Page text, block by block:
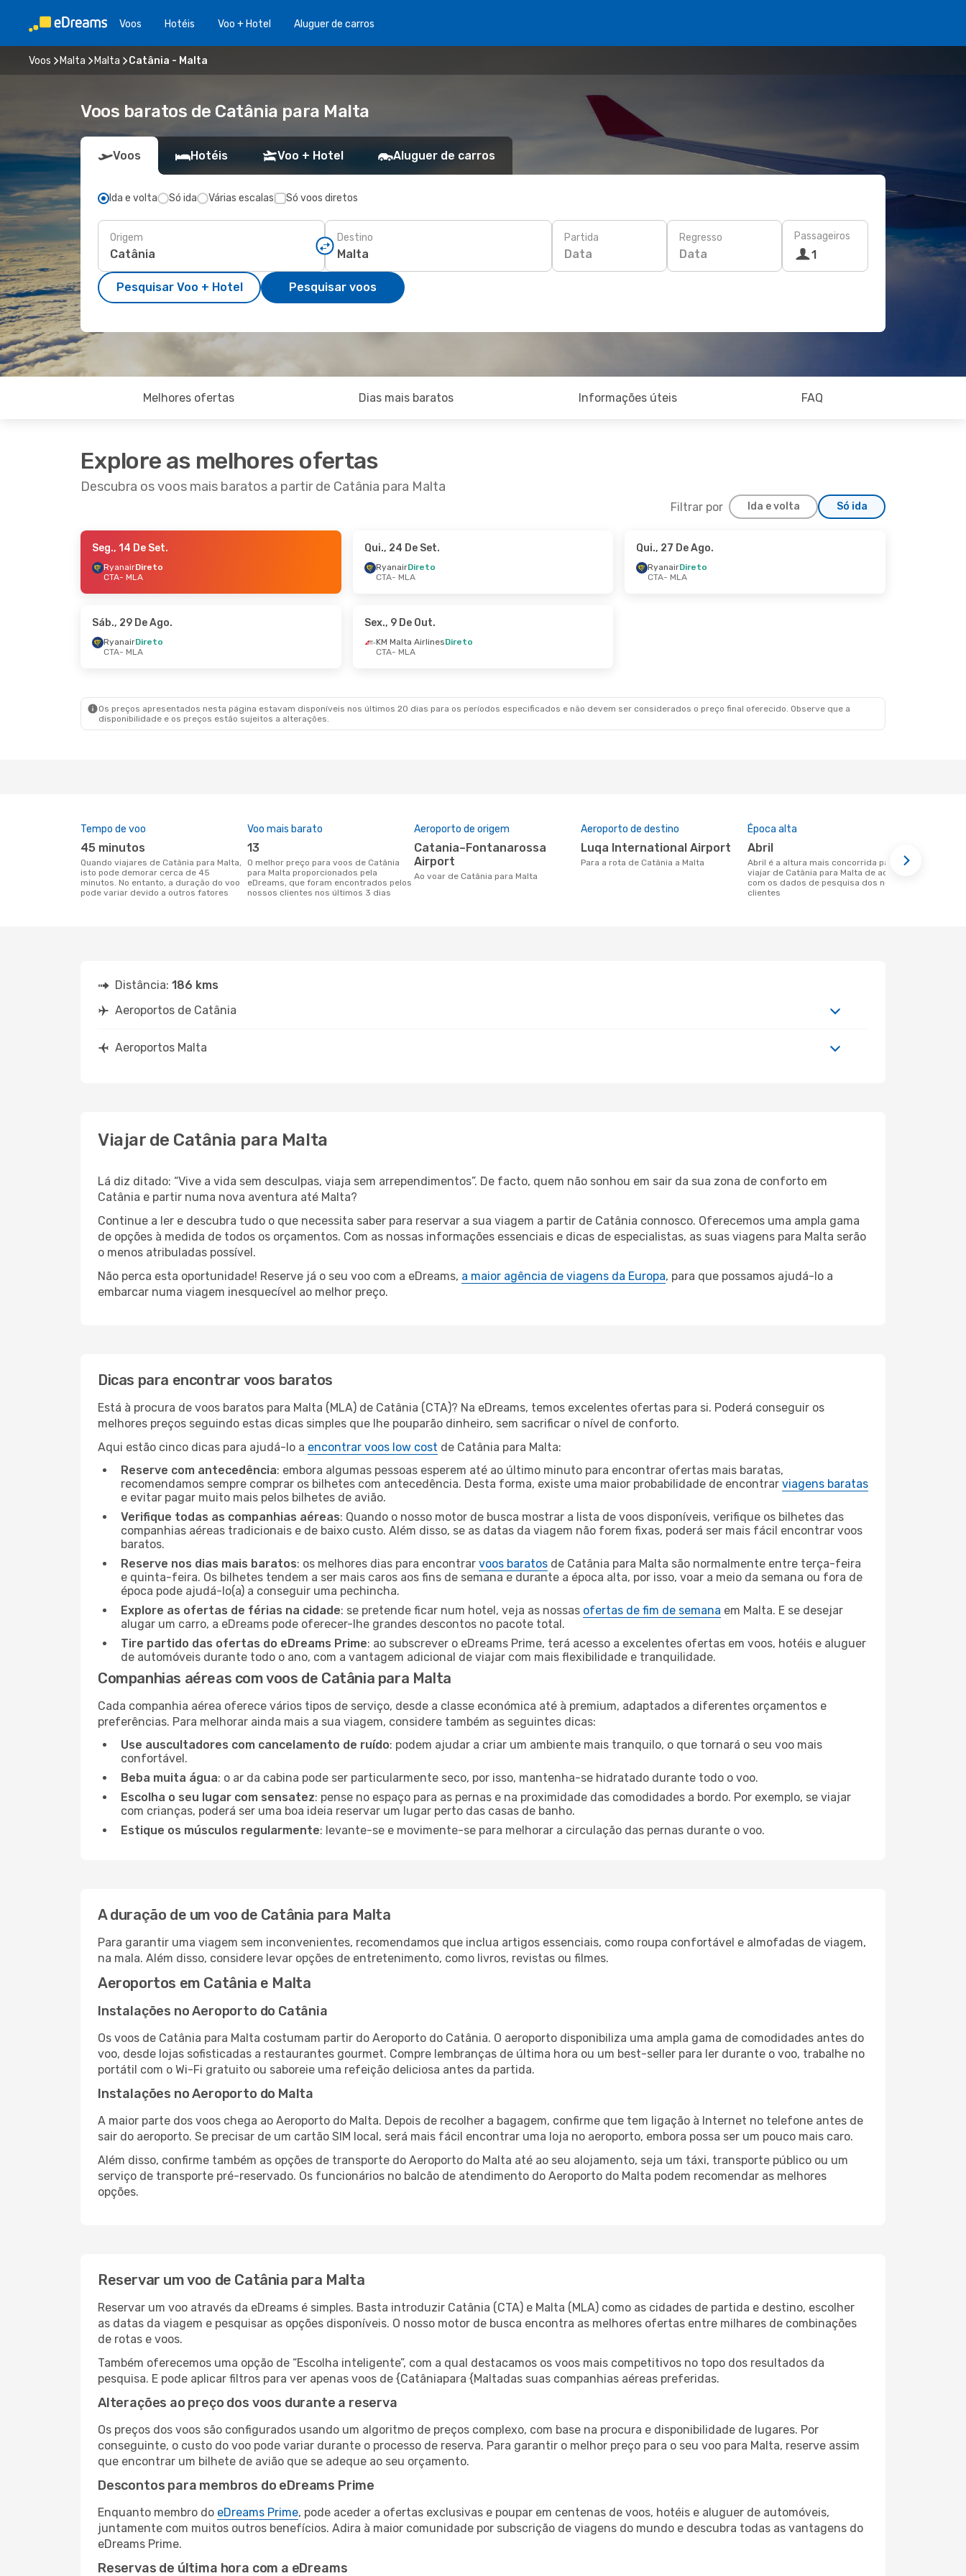
Voos Hotéis Voo + Hotel Aluguer de carros
Voos Malta Malta Catânia - Malta
Voos baratos de Catânia para Malta
Voos Hotéis Voo + Hotel Aluguer de carros
Ida e volta Só ida Várias escalas Só voos diretos
Origem Destino Partida
Data
Regresso
Data
Passageiros
1
Pesquisar Voo + Hotel Pesquisar voos
Melhores ofertas Dias mais baratos Informações úteis FAQ
Explore as melhores ofertas
Descubra os voos mais baratos a partir de Catânia para Malta
Filtrar por Ida e volta Só ida
- Ter., 25 De Ago. - Seg., 14 De Set.
Seg., 14 De Set.
RyanairDireto
CTA- MLA
Qui., 24 De Set.
RyanairDireto
CTA- MLA
Qui., 27 De Ago.
RyanairDireto
CTA- MLA
Sáb., 29 De Ago.
RyanairDireto
CTA- MLA
Sex., 9 De Out.
KM Malta AirlinesDireto
CTA- MLA
Os preços apresentados nesta página estavam disponíveis nos últimos 20 dias para os períodos especificados e não devem ser considerados o preço final oferecido. Observe que a
disponibilidade e os preços estão sujeitos a alterações.
Tempo de voo
45 minutos
Quando viajares de Catânia para Malta,
isto pode demorar cerca de 45
minutos. No entanto, a duração do voo
pode variar devido a outros fatores
Voo mais barato
13
O melhor preço para voos de Catânia
para Malta proporcionados pela
eDreams, que foram encontrados pelos
nossos clientes nos últimos 3 dias
Aeroporto de origem
Catania–Fontanarossa
Airport
Ao voar de Catânia para Malta
Aeroporto de destino
Luqa International Airport
Para a rota de Catânia a Malta
Época alta
abril
abril é a altura mais concorrida para
viajar de Catânia para Malta de acordo
com os dados de pesquisa dos nossos
clientes
Distância: 186 kms
Aeroportos de Catânia
Aeroportos Malta
Viajar de Catânia para Malta
Lá diz ditado: “Vive a vida sem desculpas, viaja sem arrependimentos”. De facto, quem não sonhou em sair da sua zona de conforto em
Catânia e partir numa nova aventura até Malta?
Continue a ler e descubra tudo o que necessita saber para reservar a sua viagem a partir de Catânia connosco. Oferecemos uma ampla gama
de opções à medida de todos os orçamentos. Com as nossas informações essenciais e dicas de especialistas, as suas viagens para Malta serão
o menos atribuladas possível.
Não perca esta oportunidade! Reserve já o seu voo com a eDreams, a maior agência de viagens da Europa, para que possamos ajudá-lo a
embarcar numa viagem inesquecível ao melhor preço.
Dicas para encontrar voos baratos
Está à procura de voos baratos para Malta (MLA) de Catânia (CTA)? Na eDreams, temos excelentes ofertas para si. Poderá conseguir os
melhores preços seguindo estas dicas simples que lhe pouparão dinheiro, sem sacrificar o nível de conforto.
Aqui estão cinco dicas para ajudá-lo a encontrar voos low cost de Catânia para Malta:
Reserve com antecedência: embora algumas pessoas esperem até ao último minuto para encontrar ofertas mais baratas,
recomendamos sempre comprar os bilhetes com antecedência. Desta forma, existe uma maior probabilidade de encontrar viagens baratas
e evitar pagar muito mais pelos bilhetes de avião.
Verifique todas as companhias aéreas: Quando o nosso motor de busca mostrar a lista de voos disponíveis, verifique os bilhetes das
companhias aéreas tradicionais e de baixo custo. Além disso, se as datas da viagem não forem fixas, poderá ser mais fácil encontrar voos
baratos.
Reserve nos dias mais baratos: os melhores dias para encontrar voos baratos de Catânia para Malta são normalmente entre terça-feira
e quinta-feira. Os bilhetes tendem a ser mais caros aos fins de semana e durante a época alta, por isso, voar a meio da semana ou fora de
época pode ajudá-lo(a) a conseguir uma pechincha.
Explore as ofertas de férias na cidade: se pretende ficar num hotel, veja as nossas ofertas de fim de semana em Malta. E se desejar
alugar um carro, a eDreams pode oferecer-lhe grandes descontos no pacote total.
Tire partido das ofertas do eDreams Prime: ao subscrever o eDreams Prime, terá acesso a excelentes ofertas em voos, hotéis e aluguer
de automóveis durante todo o ano, com a vantagem adicional de viajar com mais flexibilidade e tranquilidade.
Companhias aéreas com voos de Catânia para Malta
Cada companhia aérea oferece vários tipos de serviço, desde a classe económica até à premium, adaptados a diferentes orçamentos e
preferências. Para melhorar ainda mais a sua viagem, considere também as seguintes dicas:
Use auscultadores com cancelamento de ruído: podem ajudar a criar um ambiente mais tranquilo, o que tornará o seu voo mais
confortável.
Beba muita água: o ar da cabina pode ser particularmente seco, por isso, mantenha-se hidratado durante todo o voo.
Escolha o seu lugar com sensatez: pense no espaço para as pernas e na proximidade das comodidades a bordo. Por exemplo, se viajar
com crianças, poderá ser uma boa ideia reservar um lugar perto das casas de banho.
Estique os músculos regularmente: levante-se e movimente-se para melhorar a circulação das pernas durante o voo.
A duração de um voo de Catânia para Malta
Para garantir uma viagem sem inconvenientes, recomendamos que inclua artigos essenciais, como roupa confortável e almofadas de viagem,
na mala. Além disso, considere levar opções de entretenimento, como livros, revistas ou filmes.
Aeroportos em Catânia e Malta
Instalações no Aeroporto do Catânia
Os voos de Catânia para Malta costumam partir do Aeroporto do Catânia. O aeroporto disponibiliza uma ampla gama de comodidades antes do
voo, desde lojas sofisticadas a restaurantes gourmet. Compre lembranças de última hora ou um best-seller para ler durante o voo, trabalhe no
portátil com o Wi-Fi gratuito ou saboreie uma refeição deliciosa antes da partida.
Instalações no Aeroporto do Malta
A maior parte dos voos chega ao Aeroporto do Malta. Depois de recolher a bagagem, confirme que tem ligação à Internet no telefone antes de
sair do aeroporto. Se precisar de um cartão SIM local, será mais fácil encontrar uma loja no aeroporto, embora possa ser um pouco mais caro.
Além disso, confirme também as opções de transporte do Aeroporto do Malta até ao seu alojamento, seja um táxi, transporte público ou um
serviço de transporte pré-reservado. Os funcionários no balcão de atendimento do Aeroporto do Malta podem recomendar as melhores
opções.
Reservar um voo de Catânia para Malta
Reservar um voo através da eDreams é simples. Basta introduzir Catânia (CTA) e Malta (MLA) como as cidades de partida e destino, escolher
as datas da viagem e pesquisar as opções disponíveis. O nosso motor de busca encontra as melhores ofertas entre milhares de combinações
de rotas e voos.
Também oferecemos uma opção de “Escolha inteligente”, com a qual destacamos os voos mais competitivos no topo dos resultados da
pesquisa. E pode aplicar filtros para ver apenas voos de {Catâniapara {Maltadas suas companhias aéreas preferidas.
Alterações ao preço dos voos durante a reserva
Os preços dos voos são configurados usando um algoritmo de preços complexo, com base na procura e disponibilidade de lugares. Por
conseguinte, o custo do voo pode variar durante o processo de reserva. Para garantir o melhor preço para o seu voo para Malta, reserve assim
que encontrar um bilhete de avião que se adeque ao seu orçamento.
Descontos para membros do eDreams Prime
Enquanto membro do eDreams Prime, pode aceder a ofertas exclusivas e poupar em centenas de voos, hotéis e aluguer de automóveis,
juntamente com muitos outros benefícios. Adira à maior comunidade por subscrição de viagens do mundo e descubra todas as vantagens do
eDreams Prime.
Reservas de última hora com a eDreams